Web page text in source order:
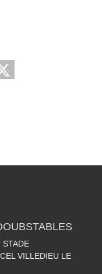
STADE
VILLEDIEU LE